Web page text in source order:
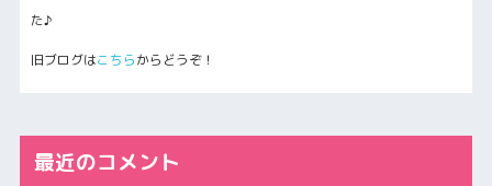
た♪
旧ブログはこちらからどうぞ！
最近のコメント